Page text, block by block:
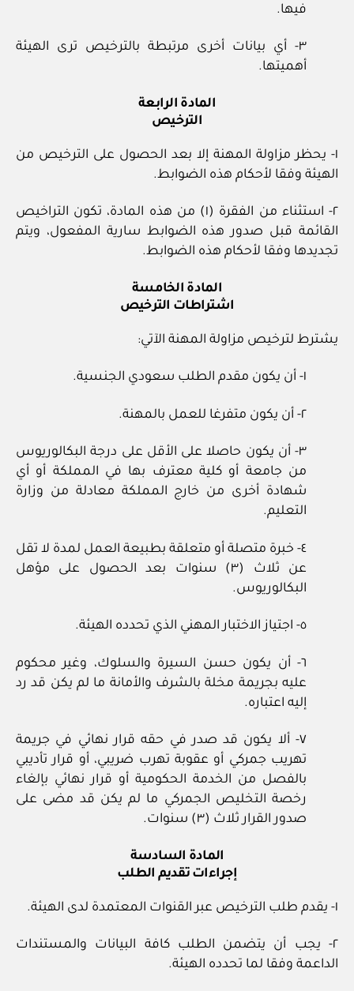
فيها.
٣‏- أي بيانات أخرى مرتبطة بالترخيص ترى الهيئة
أهميتها.
المادة الرابعة
الترخيص
١‏- يحظر مزاولة المهنة إلا بعد الحصول على الترخيص من
الهيئة وفقا لأحكام هذه الضوابط.
٢‏- استثناء من الفقرة (١) من هذه المادة، تكون التراخيص
القائمة قبل صدور هذه الضوابط سارية المفعول، ويتم
تجديدها وفقا لأحكام هذه الضوابط.
المادة الخامسة
اشتراطات الترخيص
يشترط لترخيص مزاولة المهنة الآتي:
١‏- أن يكون مقدم الطلب سعودي الجنسية.
٢‏- أن يكون متفرغا للعمل بالمهنة.
٣‏- أن يكون حاصلا على الأقل على درجة البكالوريوس
من جامعة أو كلية معترف بها في المملكة أو أي
شهادة أخرى من خارج المملكة معادلة من وزارة
التعليم.
٤‏- خبرة متصلة أو متعلقة بطبيعة العمل لمدة لا تقل
عن ثلاث (٣) سنوات بعد الحصول على مؤهل
البكالوريوس.
٥‏- اجتياز الاختبار المهني الذي تحدده الهيئة.
٦- أن يكون حسن السيرة والسلوك، وغير محكوم
عليه بجريمة مخلة بالشرف والأمانة ما لم يكن قد رد
إليه اعتباره.
٧- ألا يكون قد صدر في حقه قرار نهائي في جريمة
تهريب جمركي أو عقوبة تهرب ضريبي، أو قرار تأديبي
بالفصل من الخدمة الحكومية أو قرار نهائي بإلغاء
رخصة التخليص الجمركي ما لم يكن قد مضى على
صدور القرار ثلاث (٣) سنوات.
المادة السادسة
إجراءات تقديم الطلب
١‏- يقدم طلب الترخيص عبر القنوات المعتمدة لدى الهيئة.
٢‏- يجب أن يتضمن الطلب كافة البيانات والمستندات
الداعمة وفقا لما تحدده الهيئة.